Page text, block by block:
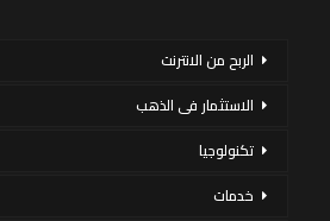
الربح من الانترنت
الاستثمار فى الذهب
تكنولوجيا
خدمات